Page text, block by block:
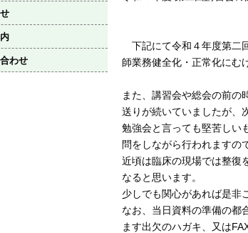
下記にて令和４年度第二
師業務健全化・正常化にむ
また、講習会や総会の前の
送りが続いていましたが、
勉強会と言っても堅苦しい
問をしながら行われますの
近頃は臨床の現場では整復
なると思います。
少しでも関心があれば是非
なお、当日資料の準備の都
ます出欠のハガキ、又は
わせ